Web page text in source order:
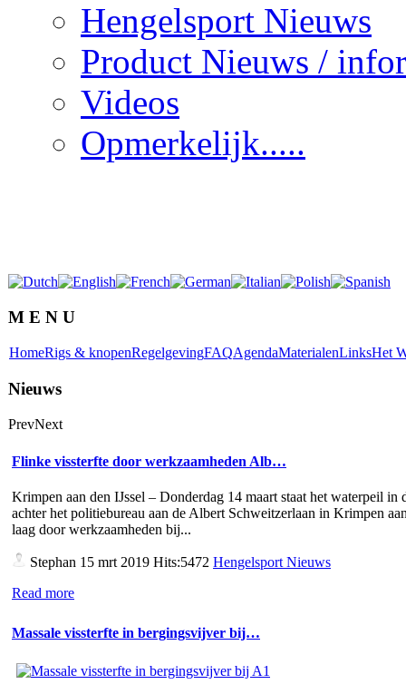
Hengelsport Nieuws
Product Nieuws /
Videos
Opmerkelijk.....
M E N U
HomeRigs & knopenRegelgevingFAQAgendaMaterialenLinksHet
Nieuws
PrevNext
Flinke vissterfte door werkzaamheden Alb…
Krimpen aan den IJssel – Donderdag 14 maart staat het waterpeil in
achter het politiebureau aan de Albert Schweitzerlaan in Krimpen
laag door werkzaamheden bij...
Stephan 15 mrt 2019 Hits:5472 Hengelsport Nieuws
Read more
Massale vissterfte in bergingsvijver bij…